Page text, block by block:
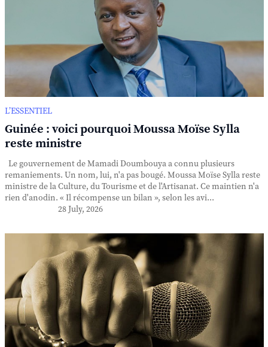
L’ESSENTIEL
Guinée : voici pourquoi Moussa Moïse Sylla
reste ministre
Le gouvernement de Mamadi Doumbouya a connu plusieurs
remaniements. Un nom, lui, n'a pas bougé. Moussa Moïse Sylla reste
ministre de la Culture, du Tourisme et de l'Artisanat. Ce maintien n'a
rien d'anodin. « Il récompense un bilan », selon les avi...
28 July, 2026